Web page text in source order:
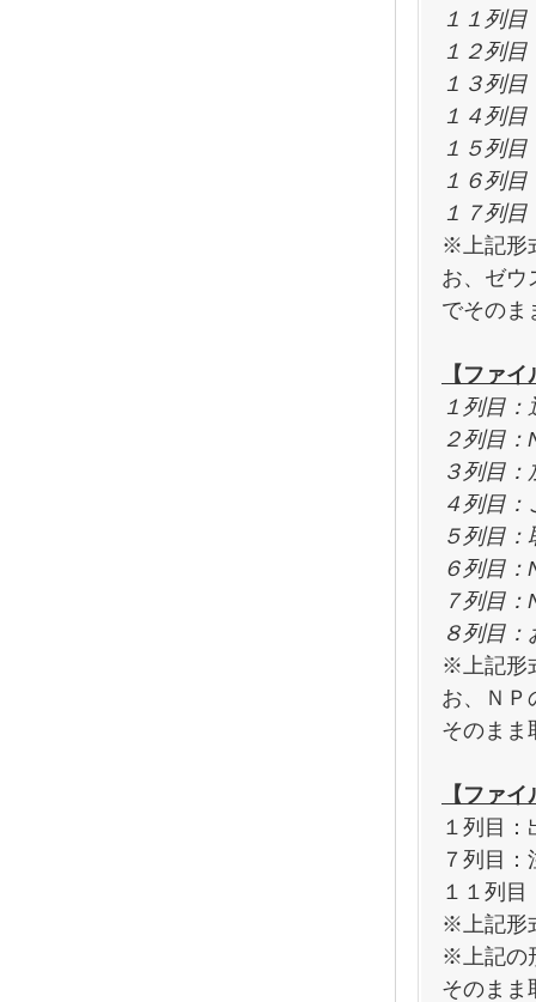
１１列目
１２列
１３列
１４列
１５列目
１６列
１７列
※上記形
お、ゼウ
でそのま
【ファ
１列目：
２列目
３列目
４列目
５列目
６列目
７列目
８列目
※上記形
お、ＮＰ
そのまま
【ファ
１列目：
７列目
１１列目
※上記形
※上記の
そのまま